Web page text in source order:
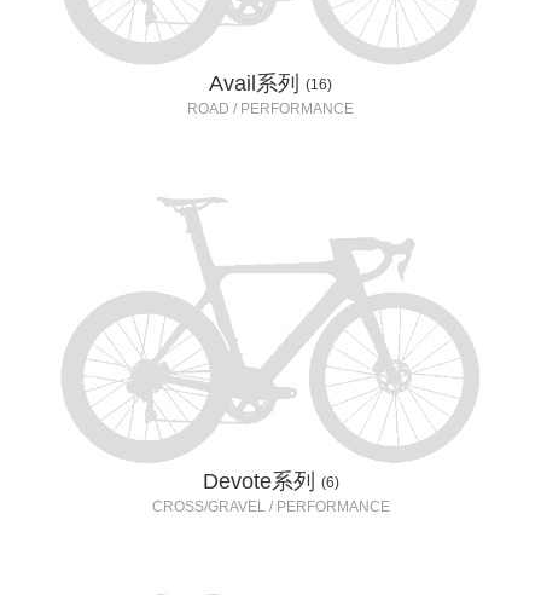
Avail系列
(16)
ROAD / PERFORMANCE
Devote系列
(6)
CROSS/GRAVEL / PERFORMANCE